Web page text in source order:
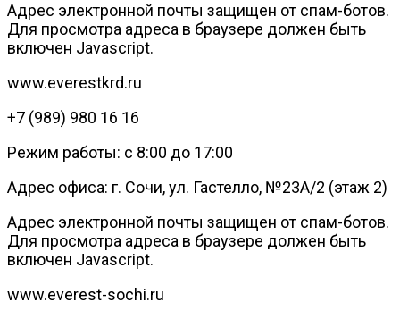
Адрес электронной почты защищен от спам-ботов.
Для просмотра адреса в браузере должен быть
включен Javascript.
www.everestkrd.ru
+7 (989) 980 16 16
Режим работы: с 8:00 до 17:00
Адрес офиса: г. Сочи, ул. Гастелло, №23А/2 (этаж 2)
Адрес электронной почты защищен от спам-ботов.
Для просмотра адреса в браузере должен быть
включен Javascript.
www.everest-sochi.ru